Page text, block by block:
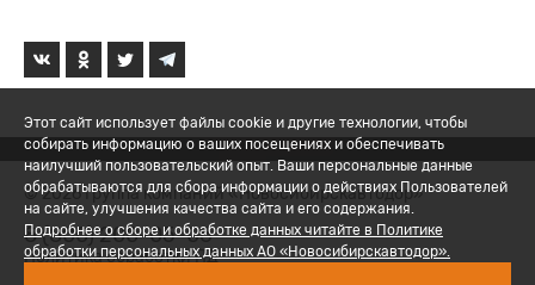
© 2026 Группа компаний «Новосибирскавтодор»
8 (800) 200-05-06
Политика обработки ПД
Этот сайт использует файлы cookie и другие технологии, чтобы
собирать информацию о ваших посещениях и обеспечивать
наилучший пользовательский опыт. Ваши персональные данные
обрабатываются для сбора информации о действиях Пользователей
на сайте, улучшения качества сайта и его содержания.
Подробнее о сборе и обработке данных читайте в Политике
обработки персональных данных АО «Новосибирскавтодор».